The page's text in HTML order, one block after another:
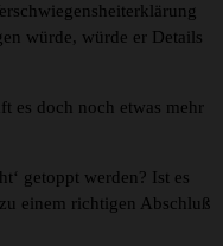
würde, würde er Details
es doch noch etwas mehr
getoppt werden? Ist es
einem richtigen Abschluß